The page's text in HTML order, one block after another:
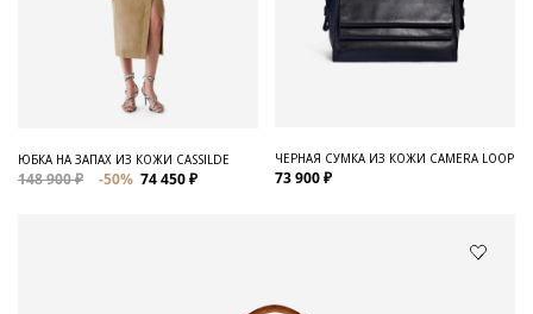
ЮБКА НА ЗАПАХ ИЗ КОЖИ CASSILDE
148 900 ₽ -50% 74 450 ₽
ЧЕРНАЯ СУМКА ИЗ КОЖИ CAMERA LOOP
73 900 ₽